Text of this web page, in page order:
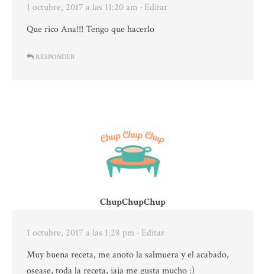
1 octubre, 2017 a las 11:20 am · Editar
Que rico Ana!!! Tengo que hacerlo
RESPONDER
ChupChupChup
1 octubre, 2017 a las 1:28 pm · Editar
Muy buena receta, me anoto la salmuera y el acabado,
osease, toda la receta, jaja me gusta mucho :)